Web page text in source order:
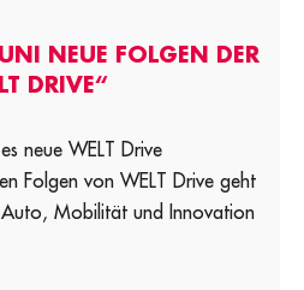
NEUE FOLGEN DER
DRIVE“
neue WELT Drive
Folgen von WELT Drive geht
Mobilität und Innovation